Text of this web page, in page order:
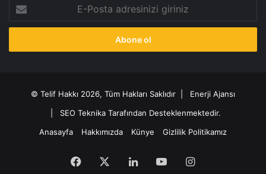
Posta
adresinizi
© Telif Hakkı 2026, Tüm Hakları Saklıdır | Enerji Ajansı
SEO Teknika Tarafından Desteklenmektedir.
Anasayfa
Hakkımızda Künye Gizlilik Politikamız
Facebook LinkedInYouTubeInstagram